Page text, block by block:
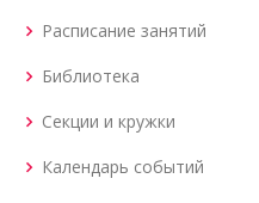
Расписание занятий
Библиотека
Секции и кружки
Календарь событий